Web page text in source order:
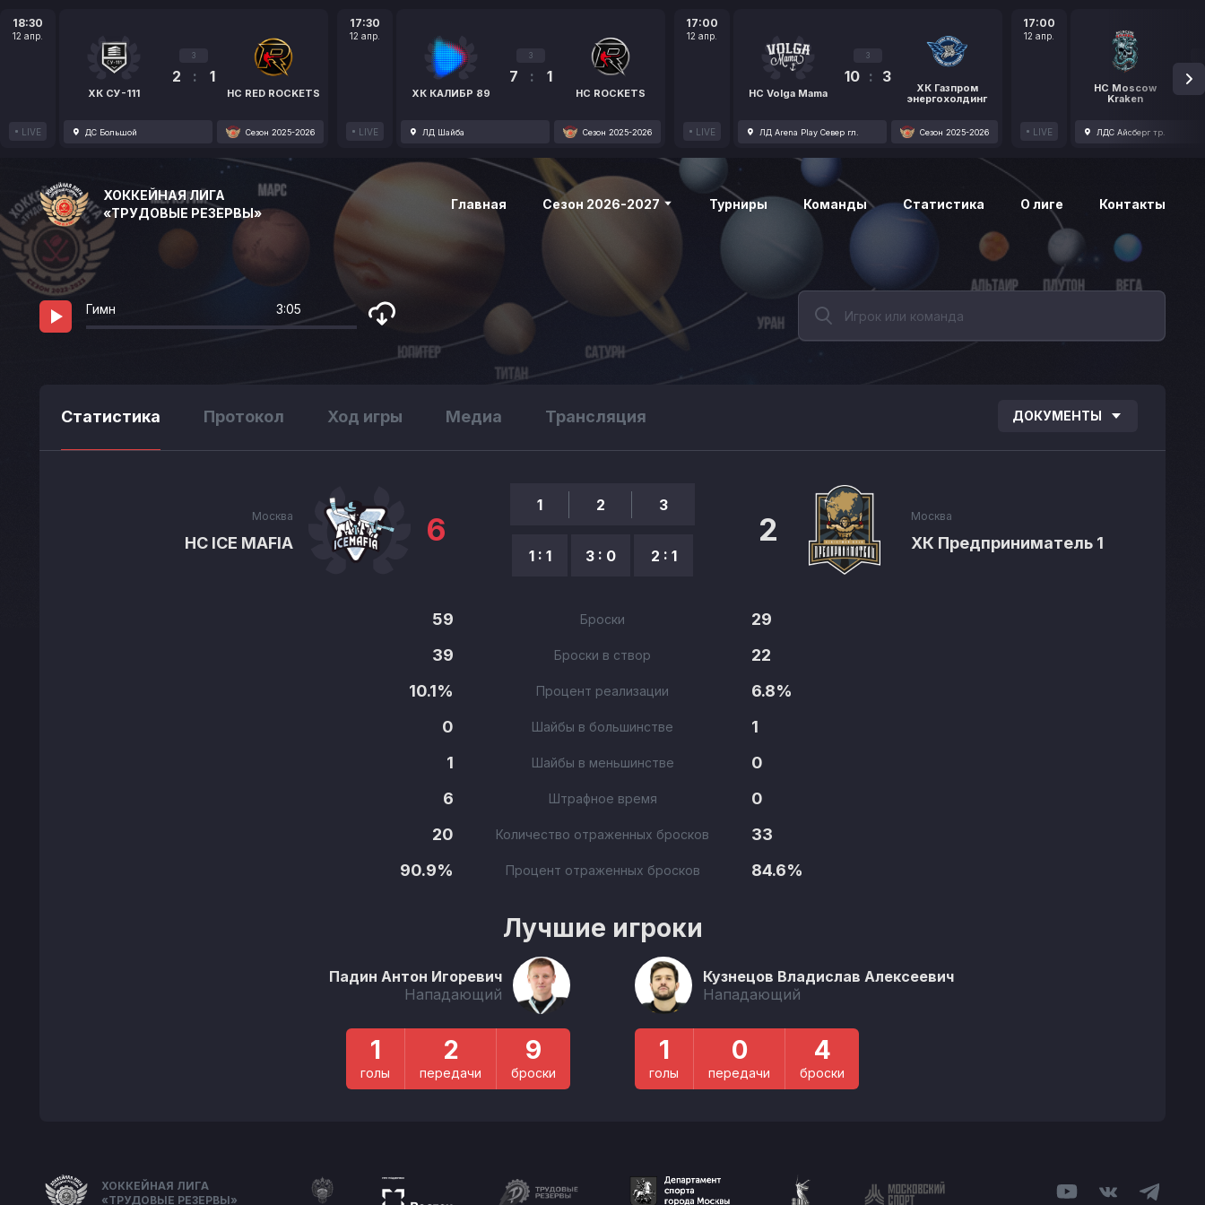
18:30
12 апр.
LIVE
ХК СУ-111
3
2 : 1
HC RED ROCKETS
ДС Большой Сезон 2025-2026
17:30
12 апр.
LIVE
ХК КАЛИБР 89
3
7 : 1
HC ROCKETS
ЛД Шайба Сезон 2025-2026
17:00
12 апр.
LIVE
HC Volga Mama
3
10 : 3
ХК Газпром
энергохолдинг
ЛД Arena Play Север гл. Сезон 2025-2026
17:00
12 апр.
LIVE
HC Moscow
Kraken
1
ЛДС Айсберг тр.
ХОККЕЙНАЯ ЛИГА
«ТРУДОВЫЕ РЕЗЕРВЫ»
Главная Сезон 2026-2027 Турниры Команды Статистика О лиге Контакты
Гимн 3:05
Статистика Протокол Ход игры Медиа Трансляция ДОКУМЕНТЫ
Москва
HC ICE MAFIA 6
1
1 : 1
2
3 : 0
3
2 : 1
Москва
ХК Предприниматель 1
2
59 Броски
29
39
Броски в створ
22
10.1%
Процент реализации
6.8%
0
Шайбы в большинстве
1
1
Шайбы в меньшинстве
0
6
Штрафное время
0
20
Количество отраженных бросков
33
90.9%
Процент отраженных бросков 84.6%
Лучшие игроки
Падин Антон Игоревич
Нападающий
1
голы
2
передачи
9
броски
Кузнецов Владислав Алексеевич
Нападающий
1
голы
0
передачи
4
броски
ХОККЕЙНАЯ ЛИГА
«ТРУДОВЫЕ РЕЗЕРВЫ»